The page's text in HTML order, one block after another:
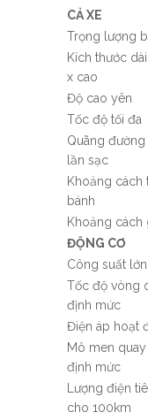
CẢ XE
Trọng lượng
Kích thước
x cao
Độ cao yên
Tốc độ tối đa
Quãng đường
lần sạc
Khoảng cách
bánh
Khoảng cách
ĐỘNG CƠ
Công suất
Tốc độ vòng
định mức
Điện áp hoạt
Mô men
định mức
Lượng điện
cho 100km